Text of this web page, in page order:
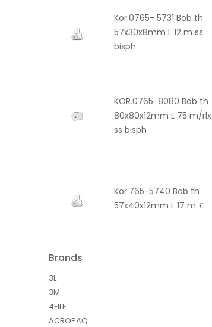
Kor.0765- 5731 Bob th
57x30x8mm L 12 m ss
bisph
KOR.0765-8080 Bob th
80x80x12mm L 75 m/rlx
ss bisph
Kor.765-5740 Bob th
57x40x12mm L 17 m £
Brands
3L
3M
4FILE
ACROPAQ